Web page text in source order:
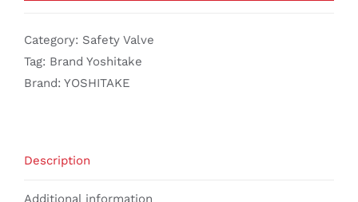
Category: Safety Valve
Tag: Brand Yoshitake
Brand: YOSHITAKE
Description
Additional information